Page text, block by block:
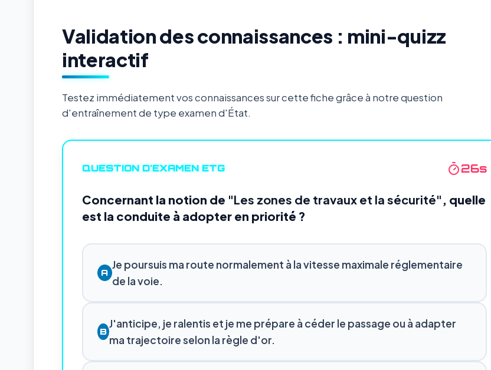
Validation des connaissances : mini-quizz
interactif
Testez immédiatement vos connaissances sur cette fiche grâce à notre question
d'entraînement de type examen d'État.
QUESTION D'EXAMEN ETG 24s
Concernant la notion de "Les zones de travaux et la sécurité" , quelle
est la conduite à adopter en priorité ?
A
Je poursuis ma route normalement à la vitesse maximale réglementaire
de la voie.
B
J'anticipe, je ralentis et je me prépare à céder le passage ou à adapter
ma trajectoire selon la règle d'or.